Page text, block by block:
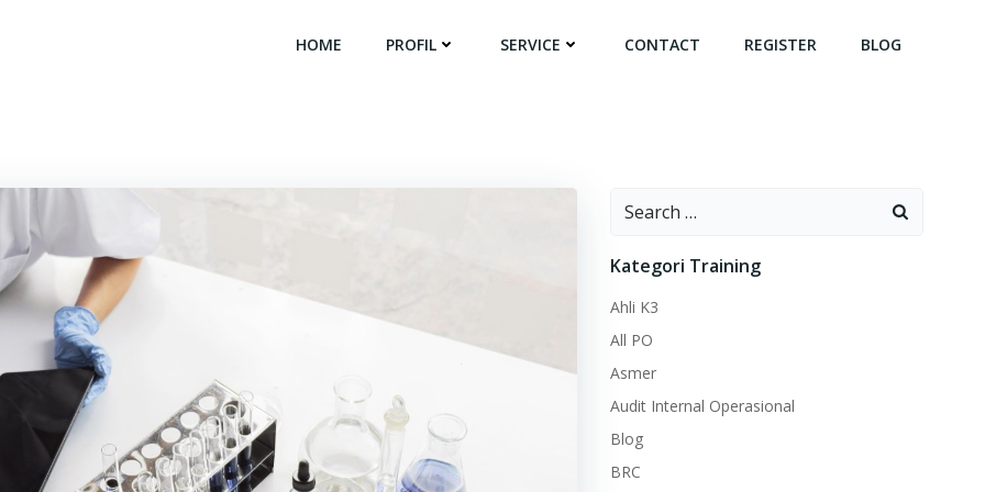
HOME PROFIL SERVICE CONTACT REGISTER BLOG
Search
Kategori Training
Ahli K3
All PO
Asmer
Audit Internal Operasional
Blog
BRC